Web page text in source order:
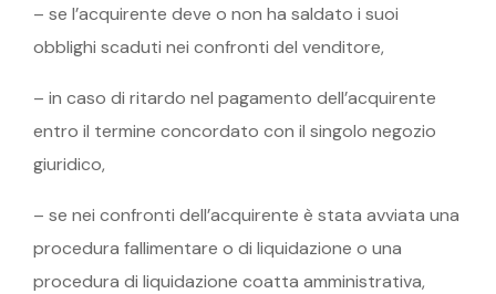
– se l’acquirente deve o non ha saldato i suoi
obblighi scaduti nei confronti del venditore,
– in caso di ritardo nel pagamento dell’acquirente
entro il termine concordato con il singolo negozio
giuridico,
– se nei confronti dell’acquirente è stata avviata una
procedura fallimentare o di liquidazione o una
procedura di liquidazione coatta amministrativa,